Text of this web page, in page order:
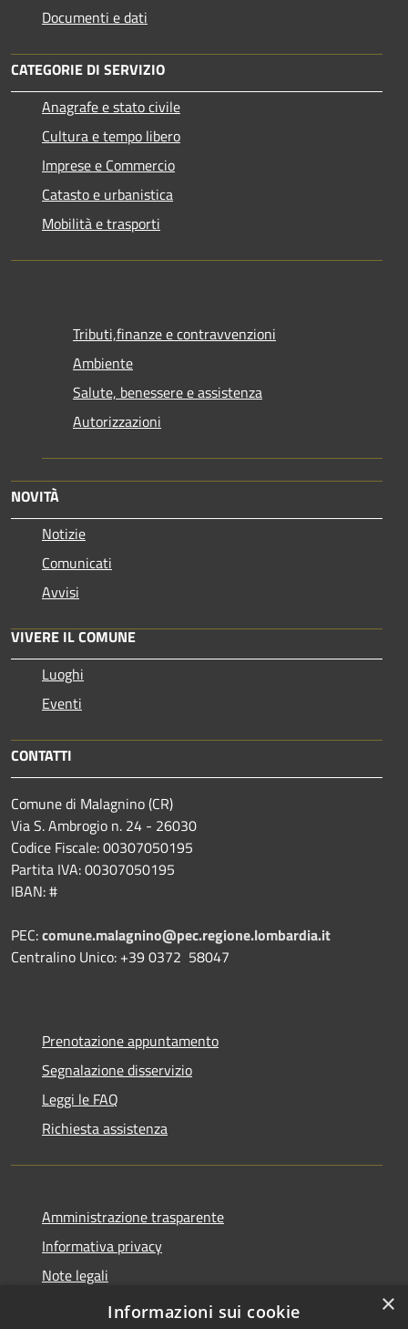
Documenti e dati
CATEGORIE DI SERVIZIO
Anagrafe e stato civile
Cultura e tempo libero
Imprese e Commercio
Catasto e urbanistica
Mobilità e trasporti
Tributi,finanze e contravvenzioni
Ambiente
Salute, benessere e assistenza
Autorizzazioni
NOVITÀ
Notizie
Comunicati
Avvisi
VIVERE IL COMUNE
Luoghi
Eventi
CONTATTI
Comune di Malagnino (CR)
Via S. Ambrogio n. 24 - 26030
Codice Fiscale: 00307050195
Partita IVA: 00307050195
IBAN: #
PEC:comune.malagnino@pec.regione.lombardia.it
Centralino Unico: +39 0372 58047
Prenotazione appuntamento
Segnalazione disservizio
Leggi le FAQ
Richiesta assistenza
Amministrazione trasparente
Informativa privacy
Note legali
Dichiarazione di accessibilità
×
Informazioni sui cookie